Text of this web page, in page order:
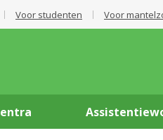
Voor studenten Voor